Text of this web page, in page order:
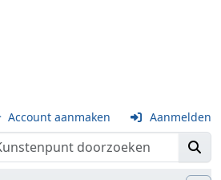
Account aanmaken Aanmelden